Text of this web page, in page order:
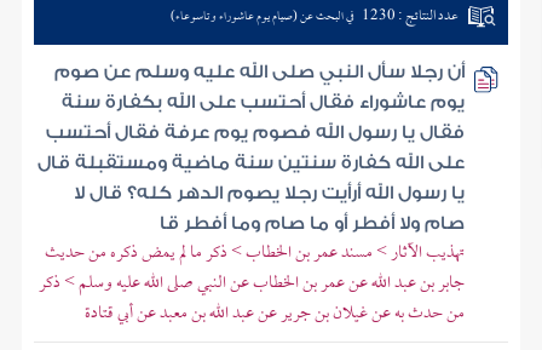
عدد النتائج : 1230 في البحث عن (صيام يوم عاشوراء وتاسوعاء)
أن رجلا سأل النبي صلى الله عليه وسلم عن صوم
يوم عاشوراء فقال أحتسب على الله بكفارة سنة
فقال يا رسول الله فصوم يوم عرفة فقال أحتسب
على الله كفارة سنتين سنة ماضية ومستقبلة قال
يا رسول الله أرأيت رجلا يصوم الدهر كله؟ قال لا
صام ولا أفطر أو ما صام وما أفطر قا
تهذيب الآثار > مسند عمر بن الخطاب > ذكر ما لم يمض ذكره من حديث
جابر بن عبد الله عن عمر بن الخطاب عن النبي صلى الله عليه وسلم > ذكر
من حدث به عن غيلان بن جرير عن عبد الله بن معبد عن أبي قتادة